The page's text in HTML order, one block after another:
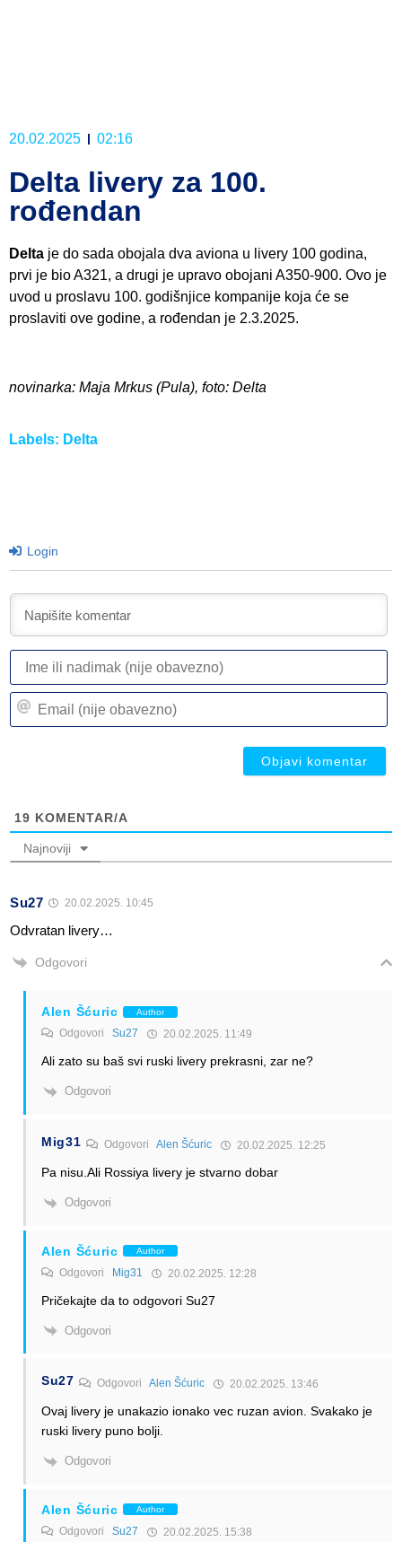
20.02.2025 02:16
Delta livery za 100.
rođendan
Delta je do sada obojala dva aviona u livery 100 godina,
prvi je bio A321, a drugi je upravo obojani A350-900. Ovo je
uvod u proslavu 100. godišnjice kompanije koja će se
proslaviti ove godine, a rođendan je 2.3.2025.
novinarka: Maja Mrkus (Pula), foto: Delta
Labels: Delta
Login
19 KOMENTAR/A
Najnoviji
Su27 20.02.2025. 10:45
Odvratan livery…
Odgovori
Alen Šćuric Author
Odgovori Su27 20.02.2025. 11:49
Ali zato su baš svi ruski livery prekrasni, zar ne?
Odgovori
Mig31 Odgovori Alen Šćuric 20.02.2025. 12:25
Pa nisu.Ali Rossiya livery je stvarno dobar
Odgovori
Alen Šćuric Author
Odgovori Mig31 20.02.2025. 12:28
Pričekajte da to odgovori Su27
Odgovori
Su27 Odgovori Alen Šćuric 20.02.2025. 13:46
Ovaj livery je unakazio ionako vec ruzan avion. Svakako je
ruski livery puno bolji.
Odgovori
Alen Šćuric Author
Odgovori Su27 20.02.2025. 15:38